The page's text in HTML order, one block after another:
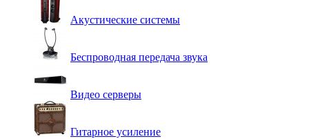
Акустические системы
Беспроводная передача звука
Видео серверы
Гитарное усиление